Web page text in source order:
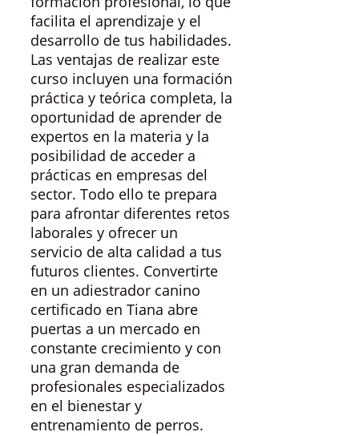
facilita el aprendizaje y el
desarrollo de tus habilidades.
Las ventajas de realizar este
curso incluyen una formación
práctica y teórica completa, la
oportunidad de aprender de
expertos en la materia y la
posibilidad de acceder a
prácticas en empresas del
sector. Todo ello te prepara
para afrontar diferentes retos
laborales y ofrecer un
servicio de alta calidad a tus
futuros clientes. Convertirte
en un adiestrador canino
certificado en Tiana abre
puertas a un mercado en
constante crecimiento y con
una gran demanda de
profesionales especializados
en el bienestar y
entrenamiento de perros.